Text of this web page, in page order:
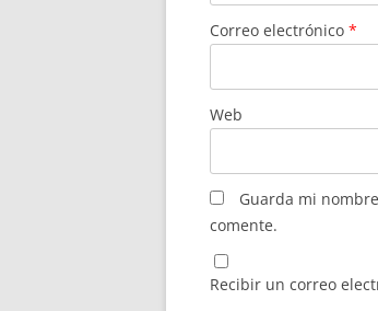
Correo electrónico *
Web
Guarda mi
comente.
Recibir un correo